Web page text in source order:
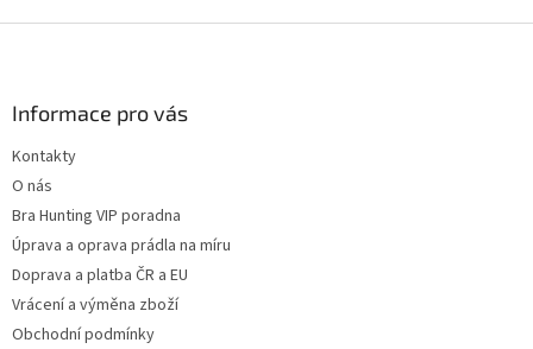
Informace pro vás
Kontakty
O nás
Bra Hunting VIP poradna
Úprava a oprava prádla na míru
Doprava a platba ČR a EU
Vrácení a výměna zboží
Obchodní podmínky